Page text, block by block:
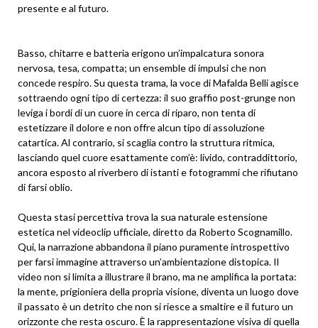
presente e al futuro.
Basso, chitarre e batteria erigono un’impalcatura sonora
nervosa, tesa, compatta; un ensemble di impulsi che non
concede respiro. Su questa trama, la voce di Mafalda Belli agisce
sottraendo ogni tipo di certezza: il suo graffio post-grunge non
leviga i bordi di un cuore in cerca di riparo, non tenta di
estetizzare il dolore e non offre alcun tipo di assoluzione
catartica. Al contrario, si scaglia contro la struttura ritmica,
lasciando quel cuore esattamente com’è: livido, contraddittorio,
ancora esposto al riverbero di istanti e fotogrammi che rifiutano
di farsi oblio.
Questa stasi percettiva trova la sua naturale estensione
estetica nel videoclip ufficiale, diretto da Roberto Scognamillo.
Qui, la narrazione abbandona il piano puramente introspettivo
per farsi immagine attraverso un’ambientazione distopica. Il
video non si limita a illustrare il brano, ma ne amplifica la portata:
la mente, prigioniera della propria visione, diventa un luogo dove
il passato è un detrito che non si riesce a smaltire e il futuro un
orizzonte che resta oscuro. È la rappresentazione visiva di quella